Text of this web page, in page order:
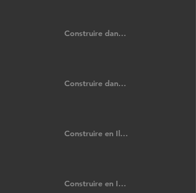
Construire dans l'Eure-et-Loir
Construire dans le Finistère
Construire en Ille-et-Vilaine
Construire en Indre-et-Loire